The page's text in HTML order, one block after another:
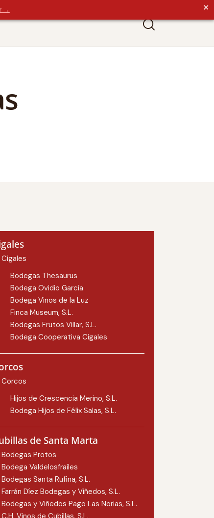
→ ✕
Cigales
Bodegas Thesaurus
Bodega Ovidio García
Bodega Vinos de la Luz
Finca Museum, S.L.
Bodegas Frutos Villar, S.L.
Bodega Cooperativa Cigales
Corcos
Hijos de Crescencia Merino, S.L.
Bodega Hijos de Félix Salas, S.L.
de Santa Marta
Bodegas Protos
Bodega Valdelosfrailes
Bodegas Santa Rufina, S.L.
Farrán Díez Bodegas y Viñedos, S.L.
Bodegas y Viñedos Pago Las Norias, S.L.
C.H. Vinos de Cubillas, S.L.